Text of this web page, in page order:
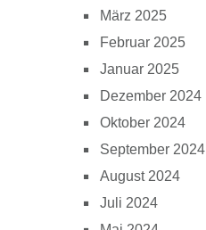
März 2025
Februar 2025
Januar 2025
Dezember 2024
Oktober 2024
September 2024
August 2024
Juli 2024